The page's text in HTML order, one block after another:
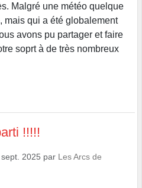
Malgré une météo quelque
mais qui a été globalement
avons pu partager et faire
soprt à de très nombreux
!!!!!
2025 par Les Arcs de